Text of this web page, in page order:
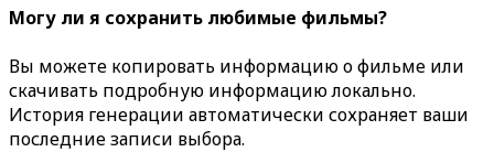
Могу ли я сохранить любимые фильмы?
Вы можете копировать информацию о фильме или
скачивать подробную информацию локально.
История генерации автоматически сохраняет ваши
последние записи выбора.